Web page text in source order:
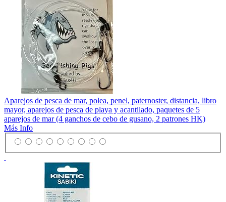
Aparejos de pesca de mar, polea, penel, paternoster, distancia, libro
mayor, aparejos de pesca de playa y acantilado, paquetes de 5
aparejos de mar (4 ganchos de cebo de gusano, 2 patrones HK)
Más Info